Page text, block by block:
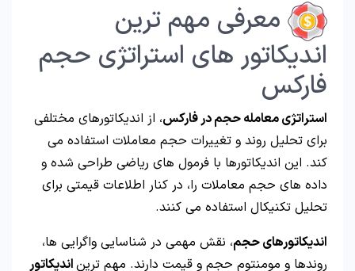
معرفی مهم ترین
اندیکاتور های استراتژی حجم
فارکس
استراتژی معامله حجم در فارکس، از اندیکاتورهای مختلفی
برای تحلیل روند و تغییرات حجم معاملات استفاده می
کند. این اندیکاتورها با فرمول های ریاضی طراحی شده و
داده های حجم معاملات را، در کنار اطلاعات قیمتی برای
تحلیل تکنیکال استفاده می کنند.
اندیکاتورهای حجم، نقش مهمی در شناسایی واگرایی ها،
روندها و مومنتوم حجم و قیمت دارند. مهم تریناندیکاتور